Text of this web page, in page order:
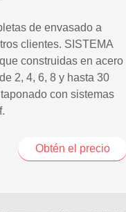
de envasado a
clientes. SISTEMA
construidas en acero
2, 4, 6, 8 y hasta 30
con sistemas
Obtén el precio